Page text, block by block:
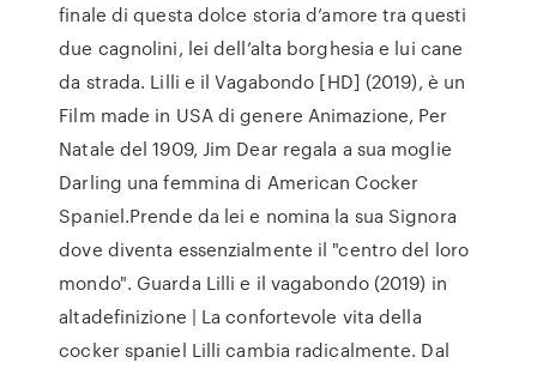
finale di questa dolce storia d’amore tra questi
due cagnolini, lei dell’alta borghesia e lui cane
da strada. Lilli e il Vagabondo [HD] (2019), è un
Film made in USA di genere Animazione, Per
Natale del 1909, Jim Dear regala a sua moglie
Darling una femmina di American Cocker
Spaniel.Prende da lei e nomina la sua Signora
dove diventa essenzialmente il "centro del loro
mondo". Guarda Lilli e il vagabondo (2019) in
altadefinizione | La confortevole vita della
cocker spaniel Lilli cambia radicalmente. Dal